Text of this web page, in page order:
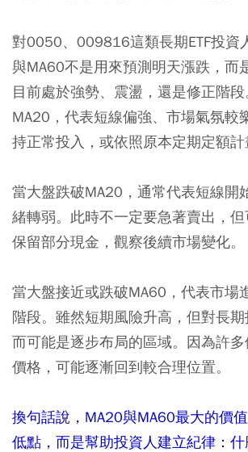
對0050、009816這類長期ETF投資
與MA60不是用來預測明天漲跌，而
目前處於強勢、震盪，還是修正階
MA20，代表短線偏強、市場氣氛較
持正常投入，或依照原本定期定額計
當大盤跌破MA20，通常代表短線開
緒轉弱。此時不一定要急著賣出，但
保留部分現金，觀察後續市場變化。
當大盤接近或跌破MA60，代表市場
階段。雖然短期風險升高，但對長
而可能是逐步布局的區域。因為許多
價格，可能逐漸回到較合理位置。
換句話說，MA20與MA60最大的價
低點，而是幫助投資人建立紀律：